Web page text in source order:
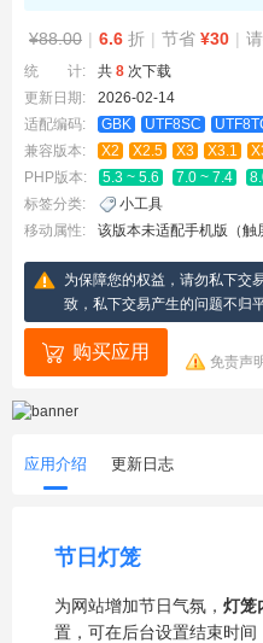
¥88.00 | 6.6 折 | 节省 ¥30 |
统 计: 共 8 次下载
更新日期:
2026-02-14
适配编码:
GBK UTF8SC
兼容版本:
X2 X2.5 X3 X3.1
PHP版本:
5.3 ~ 5.6 7.0 ~ 7.4
标签分类:
小工具
移动属性:
该版本未适配手机版（触
为保障您的权益，请勿私下交
致，私下交易产生的问题不归平
购买应用 免责声
应用介绍 更新日志
节日灯笼
为网站增加节日气氛， 灯笼
置，可在后台设置结束时间